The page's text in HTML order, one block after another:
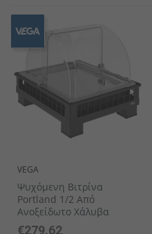
VEGA
Ψυχόμενη Βιτρίνα
Portland 1/2 Από
Ανοξείδωτο Χάλυβα
€279.62